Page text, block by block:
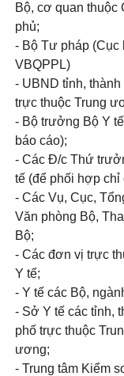
Bộ, cơ quan thuộc
phủ;
- Bộ Tư pháp (Cục
VBQPPL)
- UBND tỉnh, thành
trực thuộc Trung
- Bộ trưởng Bộ Y
báo cáo);
- Các Đ/c Thứ
tế (để phối hợp chỉ
- Các Vụ, Cục,
Văn phòng Bộ,
Bộ;
- Các đơn vị trực
Y tế;
- Y tế các Bộ,
- Sở Y tế các tỉnh,
phố trực thuộc
ương;
- Trung tâm Kiểm